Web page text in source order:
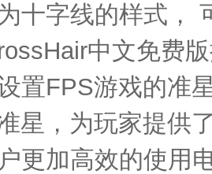
十字线的样式，
中文免费
置FPS游戏的准
星，为玩家提供
更加高效的使用